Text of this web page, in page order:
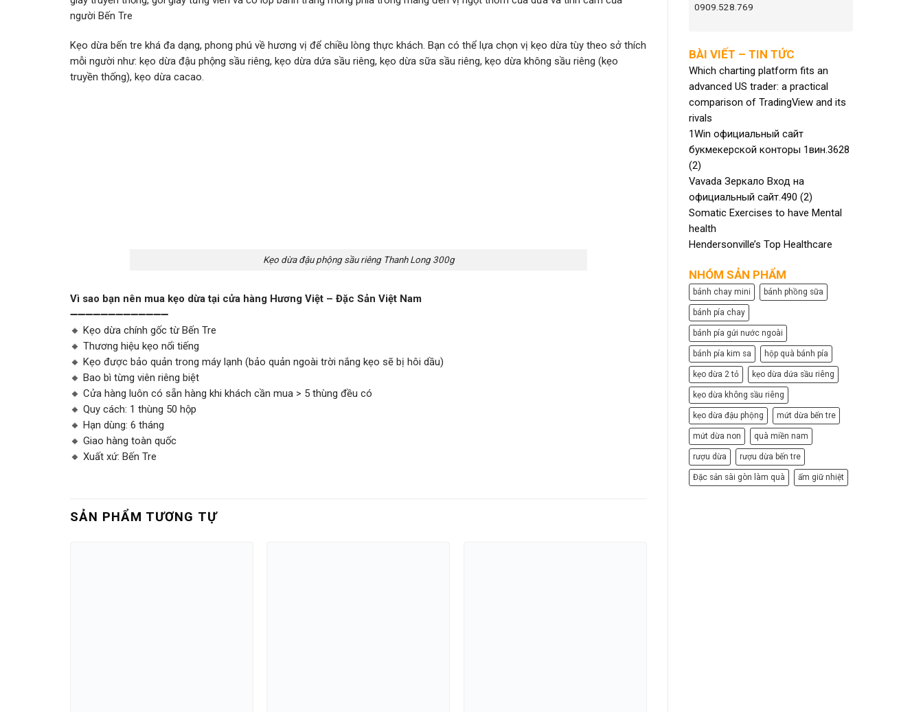
người Bến Tre
Kẹo dừa bến tre khá đa dạng, phong phú về hương vị để chiều lòng thực khách. Bạn có thể lựa chọn vị kẹo dừa tùy theo sở thích
mỗi người như: kẹo dừa đậu phộng sầu riêng, kẹo dừa dứa sầu riêng, kẹo dừa sữa sầu riêng, kẹo dừa không sầu riêng (kẹo
truyền thống), kẹo dừa cacao.
Kẹo dừa đậu phộng sầu riêng Thanh Long 300g
Vì sao bạn nên mua kẹo dừa tại cửa hàng Hương Việt – Đặc Sản Việt Nam
➖➖➖➖➖➖➖➖➖➖➖➖➖
🔸 Kẹo dừa chính gốc từ Bến Tre
🔸 Thương hiệu kẹo nổi tiếng
🔸 Kẹo được bảo quản trong máy lạnh (bảo quản ngoài trời nắng kẹo sẽ bị hôi dầu)
🔸 Bao bì từng viên riêng biệt
🔸 Cửa hàng luôn có sẵn hàng khi khách cần mua > 5 thùng đều có
🔸 Quy cách: 1 thùng 50 hộp
🔸 Hạn dùng: 6 tháng
🔸 Giao hàng toàn quốc
🔸 Xuất xứ: Bến Tre
SẢN PHẨM TƯƠNG TỰ
0909.528.769
BÀI VIẾT – TIN TỨC
Which charting platform fits an
advanced US trader: a practical
comparison of TradingView and its
rivals
1Win официальный сайт
букмекерской конторы 1вин.3628
(2)
Vavada Зеркало Вход на
официальный сайт.490 (2)
Somatic Exercises to have Mental
health
Hendersonville’s Top Healthcare
NHÓM SẢN PHẨM
bánh chay mini bánh phồng sữa
bánh pía chay
bánh pía gửi nước ngoài
bánh pía kim sa hộp quà bánh pía
kẹo dừa 2 tỏ kẹo dừa dứa sầu riêng
kẹo dừa không sầu riêng
kẹo dừa đậu phộng mứt dừa bến tre
mứt dừa non quà miền nam
rượu dừa rượu dừa bến tre
Đặc sản sài gòn làm quà ấm giữ nhiệt